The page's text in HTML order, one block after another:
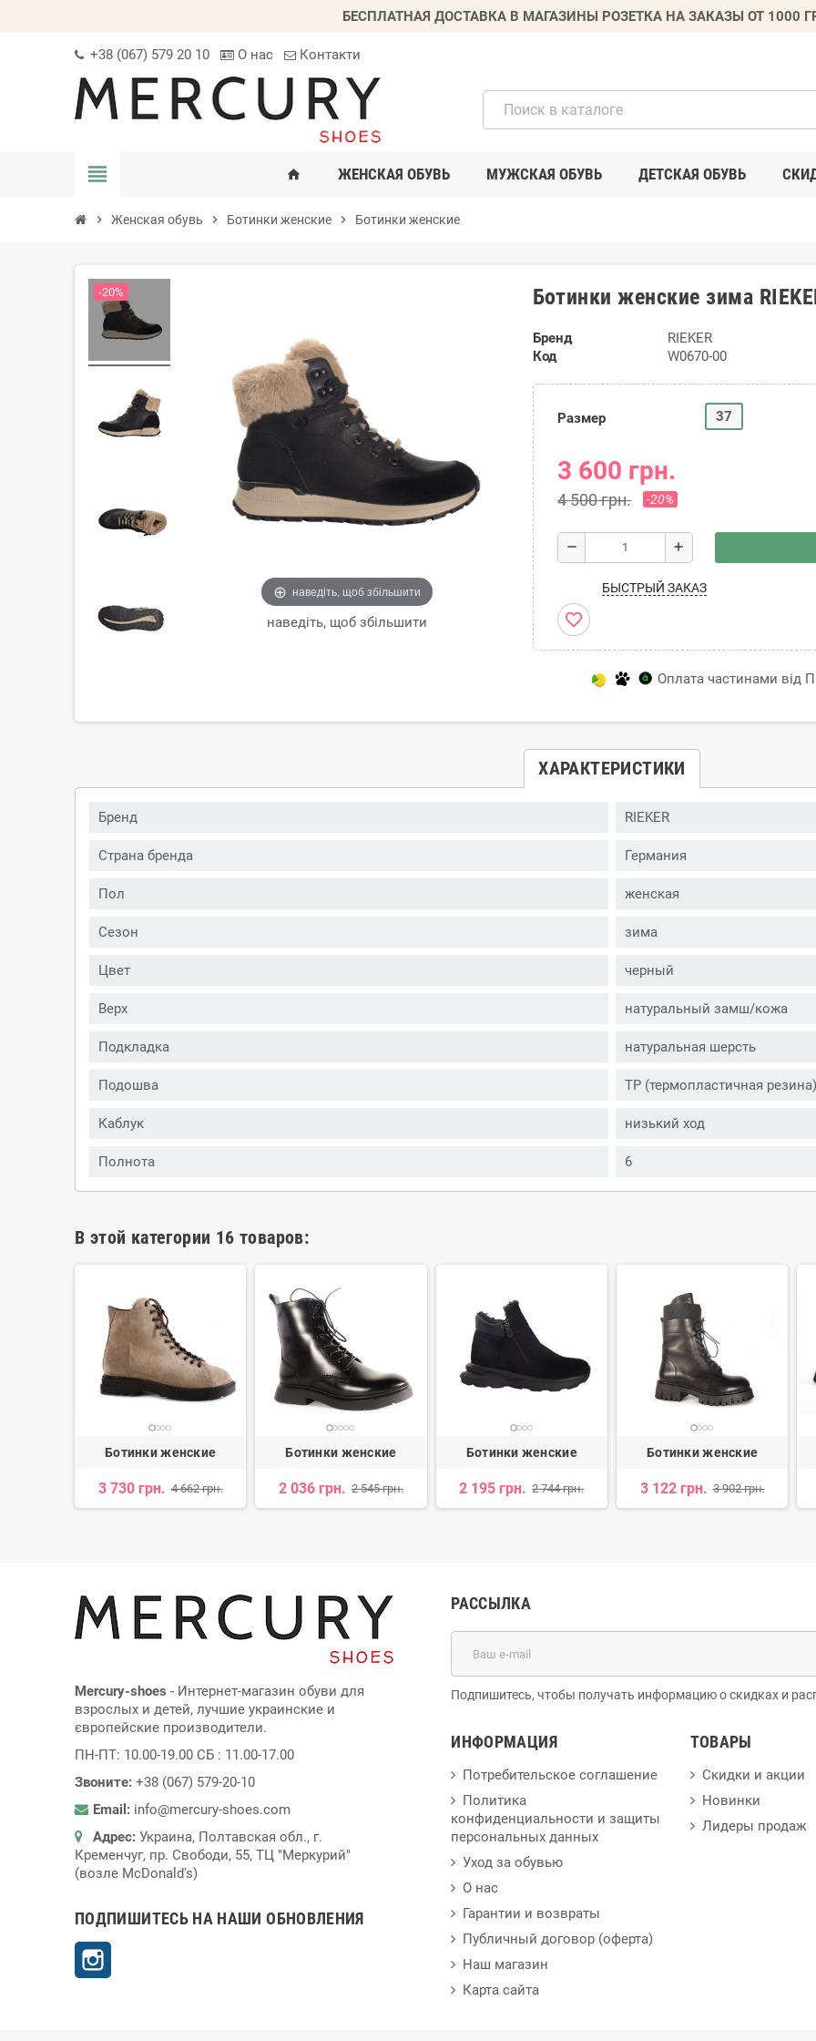
БЕСПЛАТНАЯ ДОСТАВКА В МАГАЗИНЫ РОЗЕТКА НА ЗАКАЗЫ ОТ 1000
+38 (067) 579 20 10 О нас Контакти
view_headline home ЖЕНСКАЯ ОБУВЬ МУЖСКАЯ ОБУВЬ ДЕТСКАЯ ОБУВЬ
chevron_right Женская обувь chevron_right Ботинки женские chevron_right Ботинки женские
наведіть, щоб збільшити
наведіть, щоб збільшити
-20% Ботинки женские зима
Бренд
RIEKER
Код
W0670-00
Размер 37
3 600 грн.
4 500 грн. -20%
remove add
БЫСТРЫЙ ЗАКАЗ
favorite_border
Оплата частинами від
ХАРАКТЕРИСТИКИ
Бренд RIEKER
Страна бренда Германия
Пол женская
Сезон зима
Цвет черный
Верх натуральный замш/кожа
Подкладка натуральная шерсть
Подошва ТР (термопластичная резина)
Каблук низький ход
Полнота 6
В этой категории 16 товаров:
Ботинки женские
3 730 грн. 4 662 грн.
Ботинки женские
2 036 грн. 2 545 грн.
Ботинки женские
2 195 грн. 2 744 грн.
Ботинки женские
3 122 грн. 3 902 грн.
Mercury-shoes - Интернет-магазин обуви для
взрослых и детей, лучшие украинские и
європейские производители.
ПН-ПТ: 10.00-19.00 СБ : 11.00-17.00
Звоните: +38 (067) 579-20-10
Email: info@mercury-shoes.com
Адрес: Украина, Полтавская обл., г.
Кременчуг, пр. Свободи, 55, ТЦ "Меркурий"
(возле McDonald's)
ПОДПИШИТЕСЬ НА НАШИ ОБНОВЛЕНИЯ
РАССЫЛКА
Подпишитесь, чтобы получать информацию о скидках и
ИНФОРМАЦИЯ
Потребительское соглашение
Политика
конфиденциальности и защиты
персональных данных
Уход за обувью
О нас
Гарантии и возвраты
Публичный договор (оферта)
Наш магазин
Карта сайта
ТОВАРЫ
Скидки и акции
Новинки
Лидеры продаж